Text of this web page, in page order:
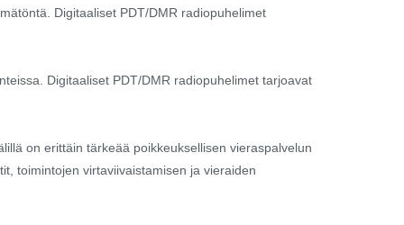
Digitaaliset PDT/DMR radiopuhelimet
Digitaaliset PDT/DMR radiopuhelimet tarjoavat
on erittäin tärkeää poikkeuksellisen vieraspalvelun
toimintojen virtaviivaistamisen ja vieraiden